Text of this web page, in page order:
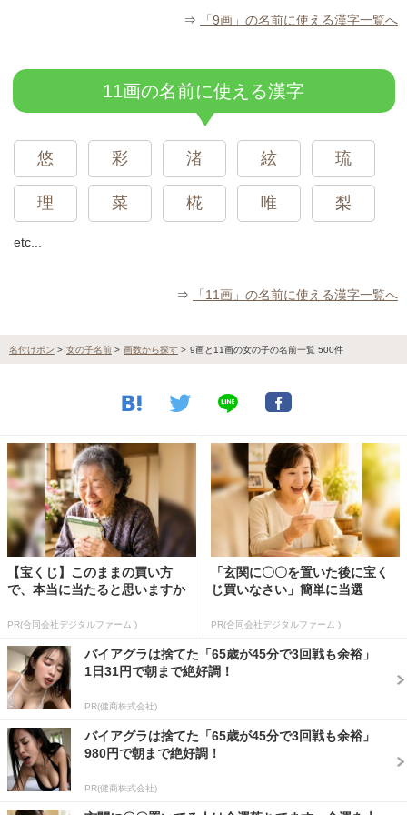
⇒ 「9画」の名前に使える漢字一覧へ
11画の名前に使える漢字
悠 彩 渚 絃 琉
理 菜 椛 唯 梨
etc...
⇒ 「11画」の名前に使える漢字一覧へ
名付けポン > 女の子名前 > 画数から探す > 9画と11画の女の子の名前一覧 500件
【宝くじ】このままの買い方
で、本当に当たると思いますか
PR(合同会社デジタルファーム )
「玄関に〇〇を置いた後に宝く
じ買いなさい」簡単に当選
PR(合同会社デジタルファーム )
バイアグラは捨てた「65歳が45分で3回戦も余裕」
1日31円で朝まで絶好調！
PR(健商株式会社)
バイアグラは捨てた「65歳が45分で3回戦も余裕」
980円で朝まで絶好調！
PR(健商株式会社)